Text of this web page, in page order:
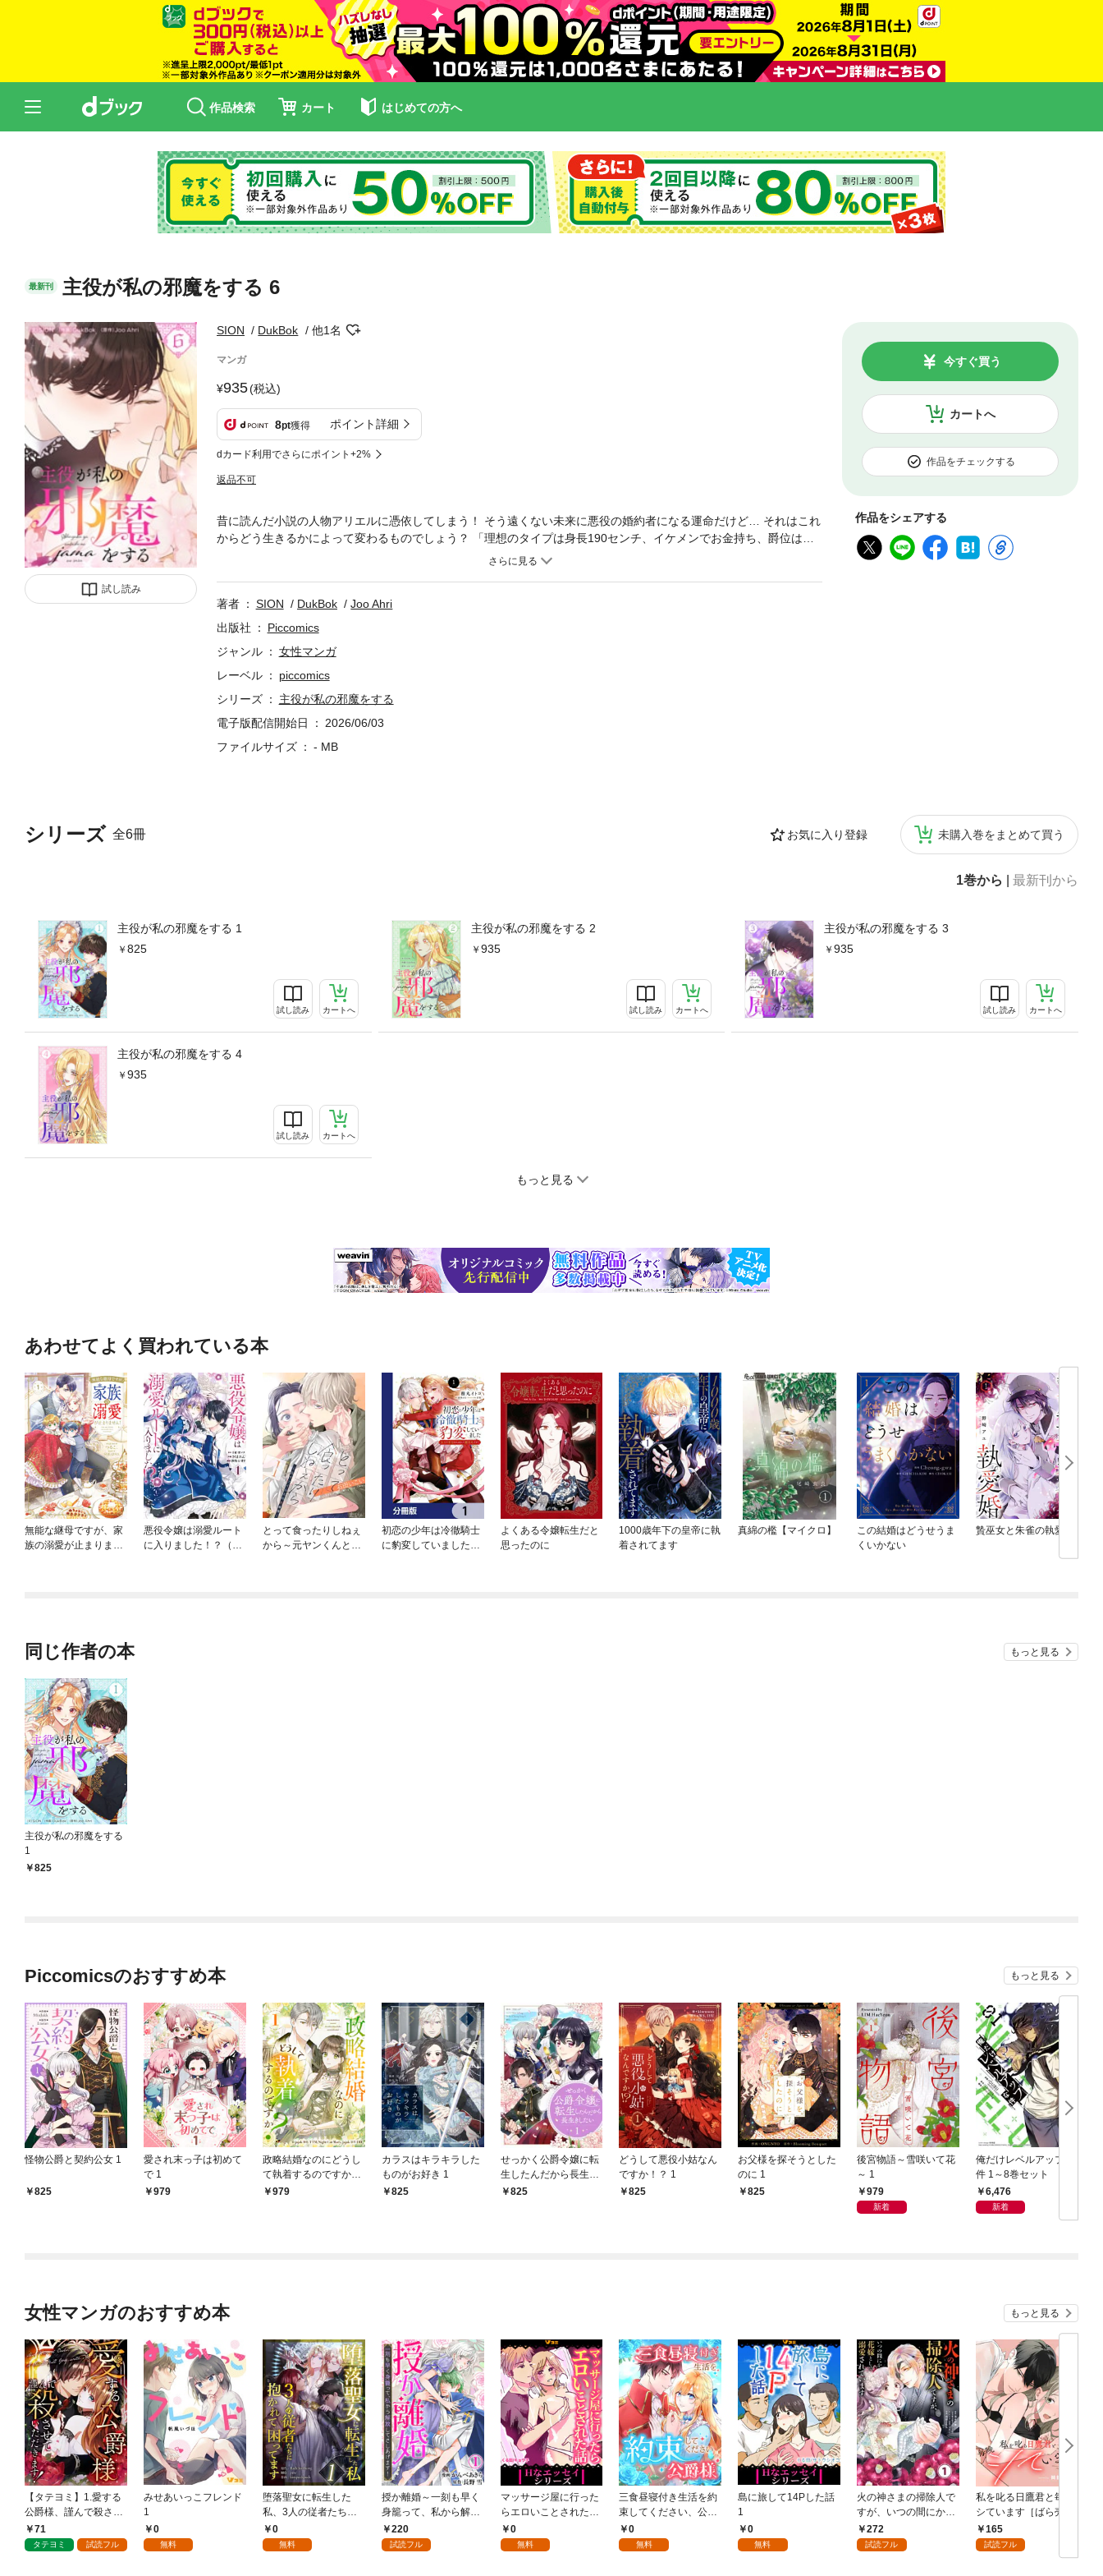
作品検索 カート はじめての方へ
最新刊 主役が私の邪魔をする 6
試し読み
SION DukBok 他1名
マンガ
935(税込)
8pt獲得 ポイント詳細
dカード利用でさらにポイント+2%
返品不可
カートへ
今すぐ買う
作品をチェックする
作品をシェアする
シリーズ 全6冊 お気に入り登録 未購入巻をまとめて買う
1巻から 最新刊から
主役が私の邪魔をする 1
825
試し読み カートへ
主役が私の邪魔をする 2
935
試し読み カートへ
主役が私の邪魔をする 3
935
試し読み カートへ
主役が私の邪魔をする 4
935
試し読み カートへ
もっと見る
昔に読んだ小説の人物アリエルに憑依してしまう！ そう遠くない未来に悪役の婚約者になる運命だけど… それはこれ
からどう生きるかによって変わるものでしょう？ 「理想のタイプは身長190センチ、イケメンでお金持ち、爵位は伯
爵以上で年をとっても太らない男性！」 ところがどっこい旦那候補を見つける前に主人公である幼い皇子ジークフリ
著者 SION DukBok
Joo Ahri
出版社
Piccomics
ジャンル
女性マンガ
レーベル
piccomics
シリーズ
主役が私の邪魔をする
電子版配信開始日
2026/06/03
ファイルサイズ
- MB
あわせてよく買われている本
無能な継母ですが、家
族の溺愛が止まりませ
悪役令嬢は溺愛ルート
に入りました！？（コ
とって食ったりしねぇ
から～元ヤンくんとの
初恋の少年は冷徹騎士
に豹変していました
よくある令嬢転生だと
思ったのに
1000歳年下の皇帝に執
着されてます
真綿の檻【マイクロ】
この結婚はどうせうま
くいかない
贄巫女と朱雀の執愛婚
同じ作者の本 もっと見る
主役が私の邪魔をする
1
825
Piccomicsのおすすめ本 もっと見る
怪物公爵と契約公女 1
825
愛され末っ子は初めて
で 1
979
政略結婚なのにどうし
て執着するのですか？
1 979
カラスはキラキラした
ものがお好き 1
825
せっかく公爵令嬢に転
生したんだから長生き
したい 1
825
どうして悪役小姑なん
ですか！？ 1
825
お父様を探そうとした
のに 1
825
後宮物語～雪咲いて花
～ 1
979
新着
俺だけレベルアップな
件 1～8巻セット
6,476
新着
女性マンガのおすすめ本 もっと見る
【タテヨミ】1.愛する
公爵様、謹んで殺させ
ていただきます！
71
タテヨミ 試読フル
みせあいっこフレンド
1
0
無料
堕落聖女に転生した
私、3人の従者たちに
抱かれて困ってます 第
1話
0
無料
授か離婚～一刻も早く
身籠って、私から解放
してさしあげます！1
220
試読フル
マッサージ屋に行った
らエロいことされた話
1 0
無料
三食昼寝付き生活を約
束してください、公爵
様 1話
0
無料
島に旅して14Pした話
1
0
無料
火の神さまの掃除人で
すが、いつの間にか花
嫁として溺愛されてい
ます【単話】（１）
272
試読フル
私を叱る日鷹君と毎晩
シています［ばら売
り］ 第1話
165
試読フル